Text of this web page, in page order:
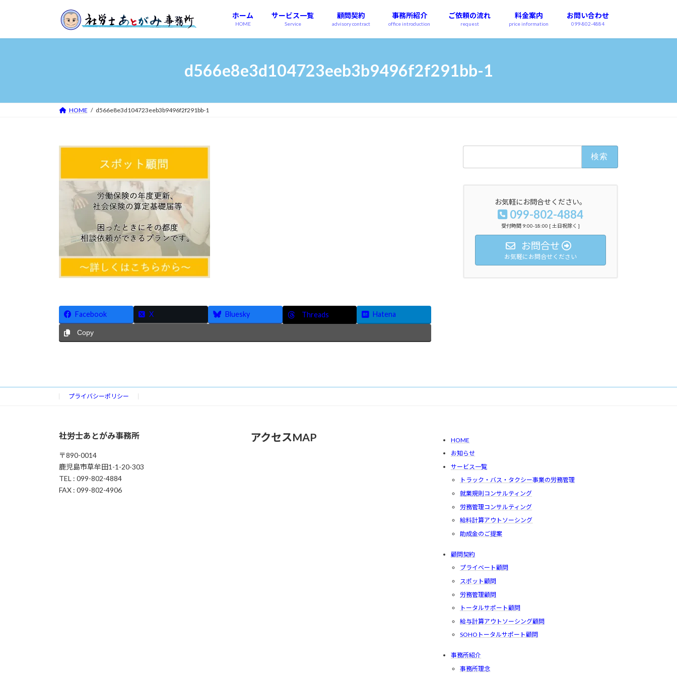
ッ
移
ホーム
HOME
サービス一覧
Service
顧問契約
advisory contract
事務所紹介
office introduction
ご依頼の流れ
request
料金案内
price information
お問い合わせ
099-802-4884
d566e8e3d104723eeb3b9496f2f291bb-1
HOME d566e8e3d104723eeb3b9496f2f291bb-1
Facebook X Bluesky Threads Hatena
Copy
お気軽にお問合せください。
099-802-4884
受付時間 9:00-18:00 [ 土日祝除く ]
お問合せ
お気軽にお問合せください
プライバシーポリシー
社労士あとがみ事務所
〒890-0014
鹿児島市草牟田1-1-20-303
TEL : 099-802-4884
FAX : 099-802-4906
アクセスMAP
HOME
お知らせ
サービス一覧
トラック・バス・タクシー事業の労務管理
就業規則コンサルティング
労務管理コンサルティング
給料計算アウトソーシング
助成金のご提案
顧問契約
プライベート顧問
スポット顧問
労務管理顧問
トータルサポート顧問
給与計算アウトソーシング顧問
SOHOトータルサポート顧問
事務所紹介
事務所理念